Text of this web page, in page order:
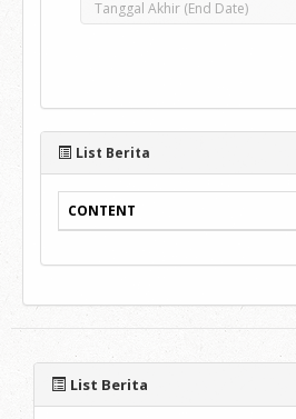
List Berita
CONTENT
List Berita